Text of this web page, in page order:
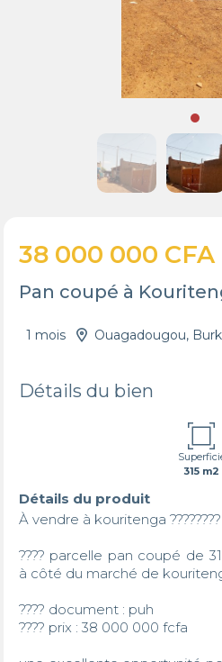
38 000 000 CFA
Pan coupé à
1 mois Ouagadougou,
Détails du bien
315 m2
Détails du produit
À vendre à kouritenga ????????
???? parcelle pan coupé de
à côté du marché de
???? document : puh
???? prix : 38 000 000 fcfa